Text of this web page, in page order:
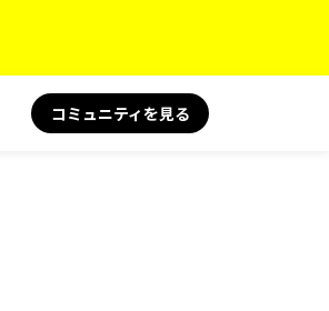
コミュニティを見る